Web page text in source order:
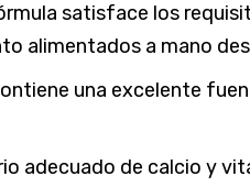
satisface los
alimentados a mano
una excelente
adecuado de calcio y